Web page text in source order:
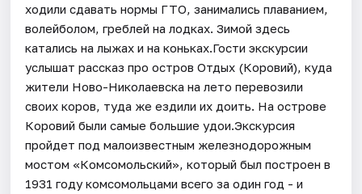
ходили сдавать нормы ГТО, занимались плаванием,
волейболом, греблей на лодках. Зимой здесь
катались на лыжах и на коньках.​Гости экскурсии
услышат рассказ про остров Отдых (Коровий), куда
жители Ново-Николаевска на лето перевозили
своих коров, туда же ездили их доить. На острове
Коровий были самые большие удои.Экскурсия
пройдет под малоизвестным железнодорожным
мостом «Комсомольский», который был построен в
1931 году комсомольцами всего за один год - и